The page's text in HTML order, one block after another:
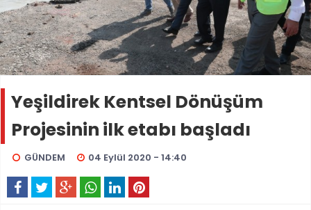
Yeşildirek Kentsel Dönüşüm
Projesinin ilk etabı başladı
GÜNDEM 04 Eylül 2020 - 14:40